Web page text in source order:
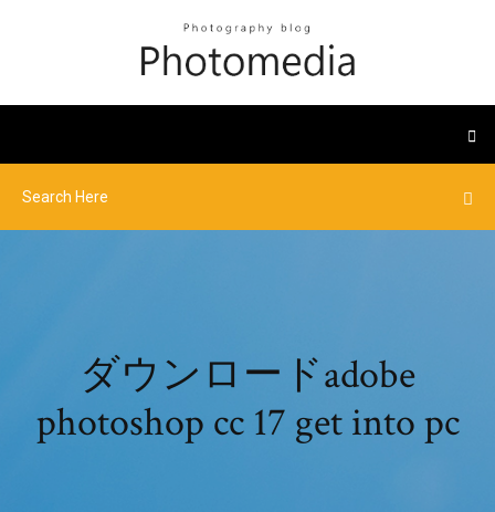
ダウンロードadobe
photoshop cc 17 get into pc